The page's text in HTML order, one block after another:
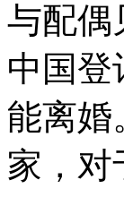
与配偶
中国登
能离婚
家，对